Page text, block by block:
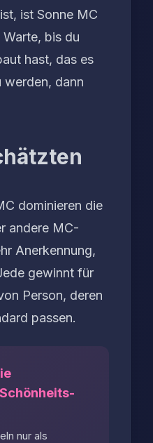
ist Sonne MC
bis du
hast, das es
werden, dann
dominieren die
andere MC-
Anerkennung,
gewinnt für
Person, deren
passen.
nur als